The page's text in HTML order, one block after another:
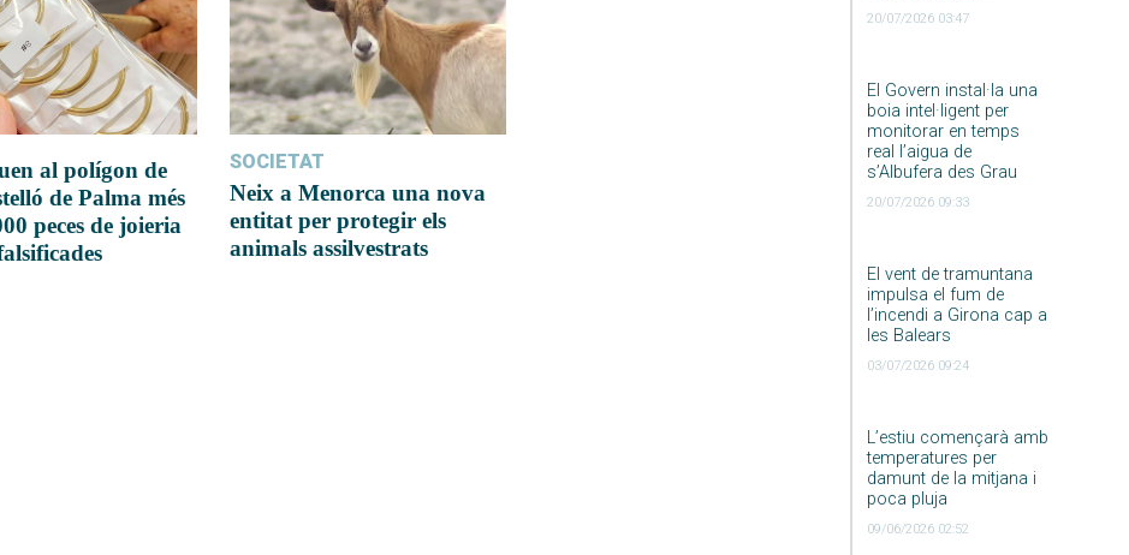
20/07/2026 03:47
El Govern instal·la una
boia intel·ligent per
monitorar en temps
real l’aigua de
s’Albufera des Grau
20/07/2026 09:33
El vent de tramuntana
impulsa el fum de
l’incendi a Girona cap a
les Balears
03/07/2026 09:24
L’estiu començarà amb
temperatures per
damunt de la mitjana i
poca pluja
09/06/2026 02:52
al polígon de
de Palma més
peces de joieria
SOCIETAT
Neix a Menorca una nova
entitat per protegir els
animals assilvestrats